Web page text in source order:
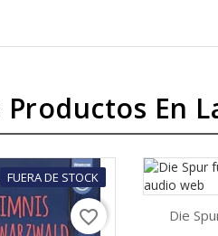
En
FUERA DE STOCK
favorite_border
Die